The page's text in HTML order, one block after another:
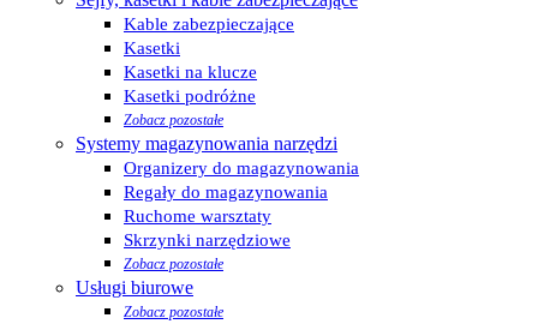
Kable zabezpieczające
Kasetki
Kasetki na klucze
Kasetki podróżne
Zobacz pozostałe
Systemy magazynowania narzędzi
Organizery do magazynowania
Regały do magazynowania
Ruchome warsztaty
Skrzynki narzędziowe
Zobacz pozostałe
Usługi biurowe
Zobacz pozostałe